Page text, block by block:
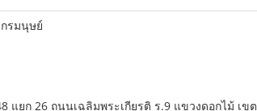
รมนุษย์
ยก 26 ถนนเฉลิมพระเกียรติ ร.9 แขวงดอกไม้ เขต